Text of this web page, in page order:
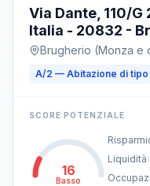
Via Dante, 110/G
Italia - 20832 -
Brugherio (Monza e
A/2 — Abitazione di tipo
SCORE POTENZIALE
16
Basso
Liquidità(